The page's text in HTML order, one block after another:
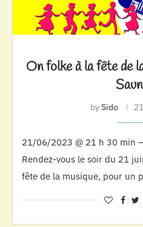
On folke à la fête de
bySido
21/06/2023 @ 21 h 30 min
Rendez-vous le soir du 21
fête de la musique, pour un